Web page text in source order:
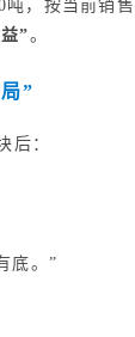
按当前销售
”。
”
后：
底。”